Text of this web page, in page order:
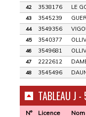
42 3538176 LE
43 3545239
44 3549356
45 3540377
46 3549681
47 2222612
48 3545496
TABLEAU J
N° Licence Nom